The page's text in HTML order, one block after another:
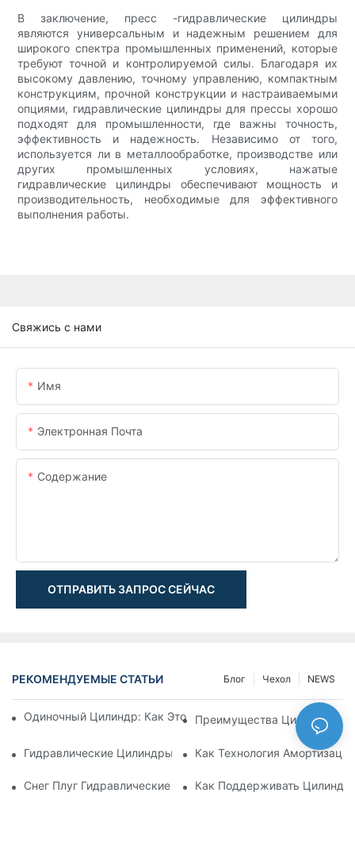
В заключение, пресс -гидравлические цилиндры
являются универсальным и надежным решением для
широкого спектра промышленных применений, которые
требуют точной и контролируемой силы. Благодаря их
высокому давлению, точному управлению, компактным
конструкциям, прочной конструкции и настраиваемыми
опциями, гидравлические цилиндры для прессы хорошо
подходят для промышленности, где важны точность,
эффективность и надежность. Независимо от того,
используется ли в металлообработке, производстве или
других промышленных условиях, нажатые
гидравлические цилиндры обеспечивают мощность и
производительность, необходимые для эффективного
выполнения работы.
Свяжись с нами
Имя
Электронная Почта
Содержание
ОТПРАВИТЬ ЗАПРОС СЕЙЧАС
РЕКОМЕНДУЕМЫЕ СТАТЬИ NEWS
Чехол
Блог
Одиночный Цилиндр: Как Это Работает & Общие
Преимущества Цилиндров
Гидравлические Цилиндры С Амортизацией:
Как Технология
Снег Плуг Гидравлические Цилиндры: Основные
Как Поддерживать Цилиндр